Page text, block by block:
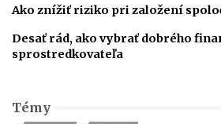
Ako znížiť riziko pri založení
Desať rád, ako vybrať dobrého
sprostredkovateľa
Témy